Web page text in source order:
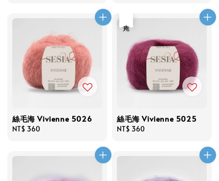
絲毛海 Vivienne 5026
Regular
NT$ 360
絲毛海 Vivienne 5025
Regular
NT$ 360